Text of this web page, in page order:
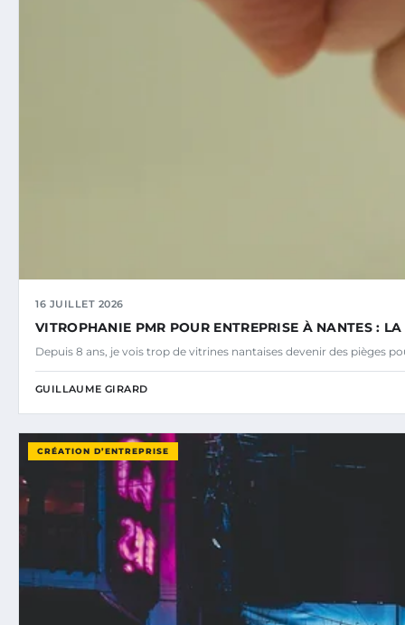
16 JUILLET 2026
VITROPHANIE PMR POUR ENTREPRISE À NANTES :
Depuis 8 ans, je vois trop de vitrines nantaises devenir des pièges
GUILLAUME GIRARD
CRÉATION D’ENTREPRISE